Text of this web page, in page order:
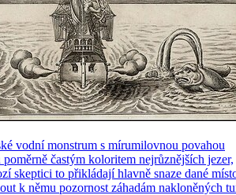
vodní monstrum s mírumilovnou povahou
častým koloritem nejrůznějších jezer,
skeptici to přikládají hlavně snaze dané
k němu pozornost záhadám nakloněných